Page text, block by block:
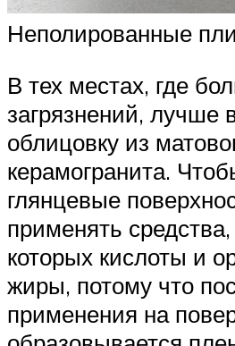
Неполированные
В тех местах, где
загрязнений, лучше
облицовку из
керамогранита.
глянцевые
применять
которых кислоты и
жиры, потому что
применения на